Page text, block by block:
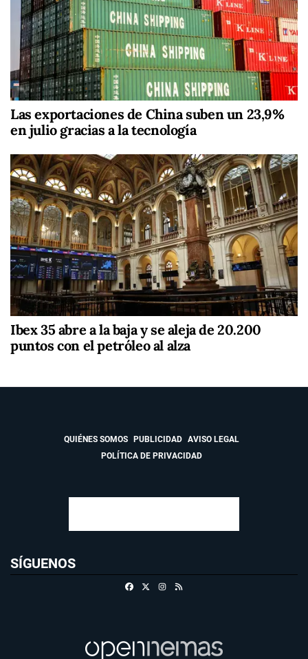
Las exportaciones de China suben un 23,9%
en julio gracias a la tecnología
Ibex 35 abre a la baja y se aleja de 20.200
puntos con el petróleo al alza
QUIÉNES SOMOS PUBLICIDAD
AVISO LEGAL
POLÍTICA DE PRIVACIDAD
SÍGUENOS
FacebookInstagram